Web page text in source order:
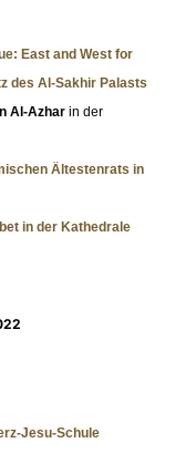
East and West for
des Al-Sakhir Palasts
Al-Azhar in der
Ältestenrats in
in der Kathedrale
Jesu-Schule